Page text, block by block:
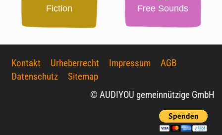
Fiction Free Sounds
Kontakt Urheberrecht Impressum
AGB
Datenschutz
Sitemap
© AUDIYOU gemeinnützige GmbH